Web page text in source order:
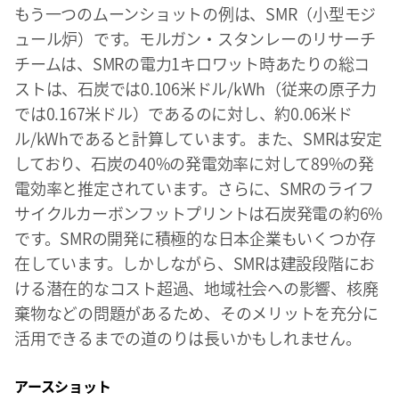
もう一つのムーンショットの例は、SMR（小型モジ
ュール炉）です。モルガン・スタンレーのリサーチ
チームは、SMRの電力1キロワット時あたりの総コ
ストは、石炭では0.106米ドル/kWh（従来の原子力
では0.167米ドル）であるのに対し、約0.06米ド
ル/kWhであると計算しています。また、SMRは安定
しており、石炭の40%の発電効率に対して89%の発
電効率と推定されています。さらに、SMRのライフ
サイクルカーボンフットプリントは石炭発電の約6%
です。SMRの開発に積極的な日本企業もいくつか存
在しています。しかしながら、SMRは建設段階にお
ける潜在的なコスト超過、地域社会への影響、核廃
棄物などの問題があるため、そのメリットを充分に
活用できるまでの道のりは長いかもしれません。
アースショット